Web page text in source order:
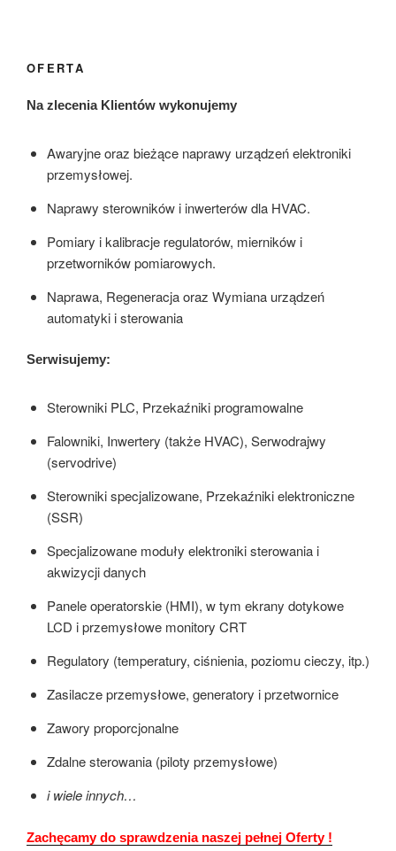
OFERTA
Na zlecenia Klientów wykonujemy
Awaryjne oraz bieżące naprawy urządzeń elektroniki
przemysłowej.
Naprawy sterowników i inwerterów dla HVAC.
Pomiary i kalibracje regulatorów, mierników i
przetworników pomiarowych.
Naprawa, Regeneracja oraz Wymiana urządzeń
automatyki i sterowania
Serwisujemy:
Sterowniki PLC, Przekaźniki programowalne
Falowniki, Inwertery (także HVAC), Serwodrajwy
(servodrive)
Sterowniki specjalizowane, Przekaźniki elektroniczne
(SSR)
Specjalizowane moduły elektroniki sterowania i
akwizycji danych
Panele operatorskie (HMI), w tym ekrany dotykowe
LCD i przemysłowe monitory CRT
Regulatory (temperatury, ciśnienia, poziomu cieczy, itp.)
Zasilacze przemysłowe, generatory i przetwornice
Zawory proporcjonalne
Zdalne sterowania (piloty przemysłowe)
i wiele innych…
Zachęcamy do sprawdzenia naszej pełnej Oferty !